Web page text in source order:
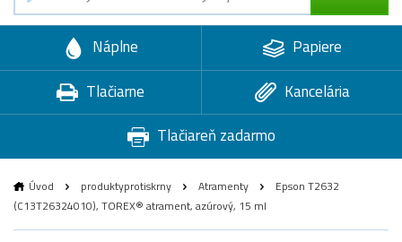
Náplne
Papiere
Tlačiarne
Kancelária
Tlačiareň zadarmo
Úvod produktyprotiskrny Atramenty
Epson T2632
(C13T26324010), TOREX® atrament, azúrový, 15 ml